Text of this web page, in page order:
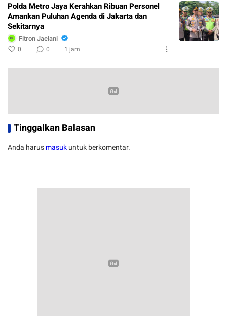
Polda Metro Jaya Kerahkan Ribuan Personel
Amankan Puluhan Agenda di Jakarta dan
Sekitarnya
Fitron Jaelani
0 0 1 jam
Tinggalkan Balasan
Anda harusmasukuntuk berkomentar.